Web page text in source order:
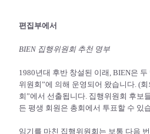
편집부에서
BIEN 집행위원회 추천 명부
1980년대 후반 창설된 이래, BIEN은
위원회”에 의해 운영되어 왔습니다. (
회”에서 선출됩니다. 집행위원회 후보
든 평생 회원은 총회에서 투표할 수 있
임기를 마친 집행위원회는 보통 다음